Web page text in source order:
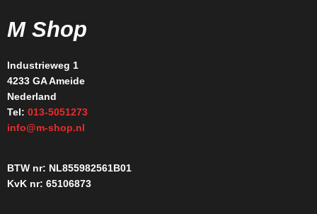
M Shop
Industrieweg 1
4233 GA Ameide
Nederland
Tel: 013-5051273
info@m-shop.nl
BTW nr: NL855982561B01
KvK nr: 65106873